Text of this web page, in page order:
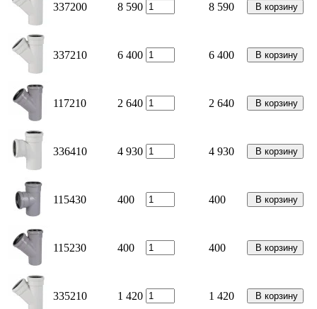
337200 8 590 8 590 В корзину
337210 6 400 6 400 В корзину
117210 2 640 2 640 В корзину
336410 4 930 4 930 В корзину
115430 400 400 В корзину
115230 400 400 В корзину
335210 1 420 1 420 В корзину